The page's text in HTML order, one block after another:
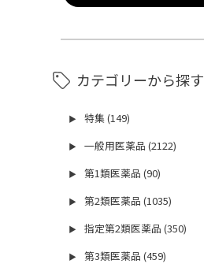
カテゴリーから探す
▶ 特集 (149)
▶ 一般用医薬品 (2122)
▶ 第1類医薬品 (90)
▶ 第2類医薬品 (1035)
▶ 指定第2類医薬品 (350)
▶ 第3類医薬品 (459)